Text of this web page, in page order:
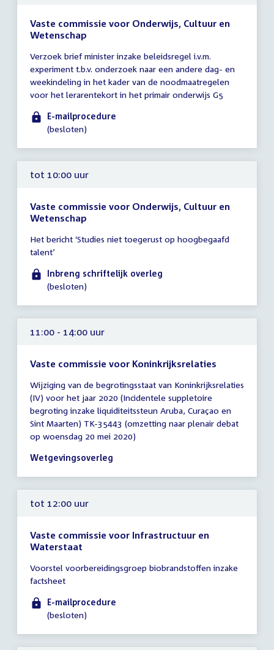
Vaste commissie voor Onderwijs, Cultuur en
Wetenschap
vergadering
tot
10:00
uur
Verzoek brief minister inzake beleidsregel i.v.m.
experiment t.b.v. onderzoek naar een andere dag- en
weekindeling in het kader van de noodmaatregelen
voor het lerarentekort in het primair onderwijs G5
E-mailprocedure
(besloten)
tot 10:00 uur
Vaste commissie voor Onderwijs, Cultuur en
Wetenschap
vergadering
tot
10:00
uur
Het bericht ‘Studies niet toegerust op hoogbegaafd
talent’
Inbreng schriftelijk overleg
(besloten)
11:00 - 14:00 uur
Vaste commissie voor Koninkrijksrelaties
vergadering
11:00
-
14:00
uur
Wijziging van de begrotingsstaat van Koninkrijksrelaties
(IV) voor het jaar 2020 (Incidentele suppletoire
begroting inzake liquiditeitssteun Aruba, Curaçao en
Sint Maarten) TK-35443 (omzetting naar plenair debat
op woensdag 20 mei 2020)
Wetgevingsoverleg
tot 12:00 uur
Vaste commissie voor Infrastructuur en
Waterstaat
vergadering
tot
12:00
uur
Voorstel voorbereidingsgroep biobrandstoffen inzake
factsheet
E-mailprocedure
(besloten)